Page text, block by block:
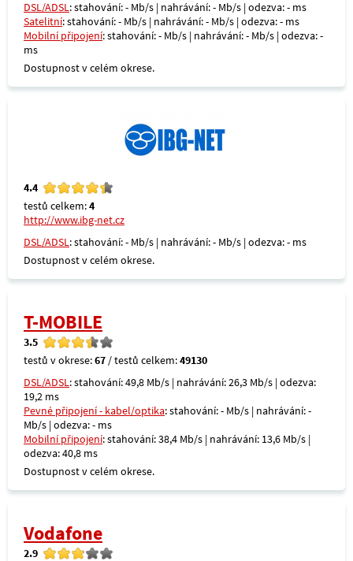
DSL/ADSL: stahování: - Mb/s | nahrávání: - Mb/s | odezva: - ms
Satelitní: stahování: - Mb/s | nahrávání: - Mb/s | odezva: - ms
Mobilní připojení: stahování: - Mb/s | nahrávání: - Mb/s | odezva: -
ms
Dostupnost v celém okrese.
4.4
testů celkem:4
http://www.ibg-net.cz
DSL/ADSL: stahování: - Mb/s | nahrávání: - Mb/s | odezva: - ms
Dostupnost v celém okrese.
T-MOBILE
3.5
testů v okrese:67 / testů celkem:49130
DSL/ADSL: stahování: 49,8 Mb/s | nahrávání: 26,3 Mb/s | odezva:
19,2 ms
Pevné připojení - kabel/optika: stahování: - Mb/s | nahrávání: -
Mb/s | odezva: - ms
Mobilní připojení: stahování: 38,4 Mb/s | nahrávání: 13,6 Mb/s |
odezva: 40,8 ms
Dostupnost v celém okrese.
Vodafone
2.9